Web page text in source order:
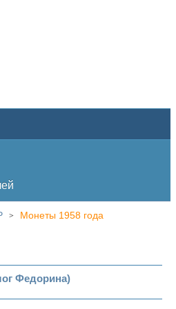
> Монеты 1958 года
Федорина)